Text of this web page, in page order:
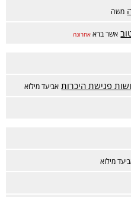
משה
אשר ברא אחרונה
פגישת היכרות אביעד מילוא
מילוא